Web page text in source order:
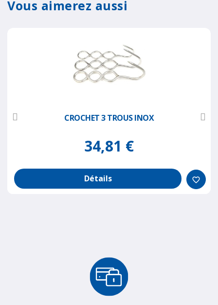
Vous aimerez aussi
CROCHET 3 TROUS INOX
34,81 €
Détails favorite_border